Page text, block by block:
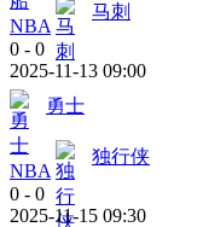
NBA
马刺
0 - 0
2025-11-13 09:00
勇士
NBA
独行侠
0 - 0
2025-11-15 09:30